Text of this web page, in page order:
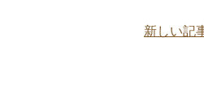
新しい記